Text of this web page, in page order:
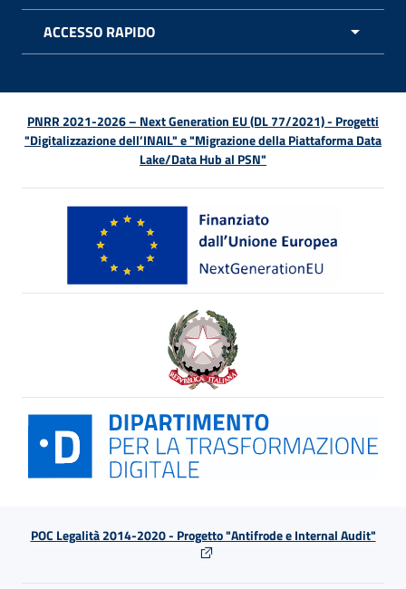
ACCESSO RAPIDO
PNRR 2021-2026 – Next Generation EU (DL 77/2021) - Progetti
"Digitalizzazione dell’INAIL" e "Migrazione della Piattaforma Data
Lake/Data Hub al PSN"
POC Legalità 2014-2020 - Progetto "Antifrode e Internal Audit"